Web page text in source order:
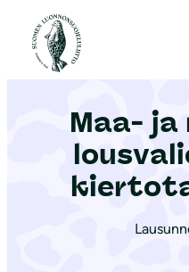
Etusivu
Maa-